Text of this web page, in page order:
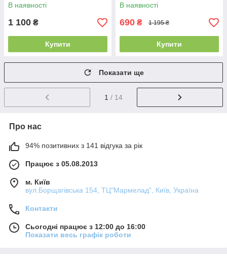
В наявності
1 100 ₴
Купити
В наявності
690 ₴ 1 195 ₴
Купити
Показати ще
1 / 14
Про нас
94% позитивних з 141 відгука за рік
Працює з 05.08.2013
м. Київ
вул.Борщагівська 154, ТЦ"Мармелад", Київ, Україна
Контакти
Сьогодні працює з 12:00 до 16:00
Показати весь графік роботи